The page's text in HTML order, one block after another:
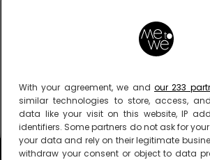
With your agreement, we and our 233
similar technologies to store, access,
data like your visit on this website, IP
identifiers. Some partners do not ask for
your data and rely on their legitimate
withdraw your consent or object to data